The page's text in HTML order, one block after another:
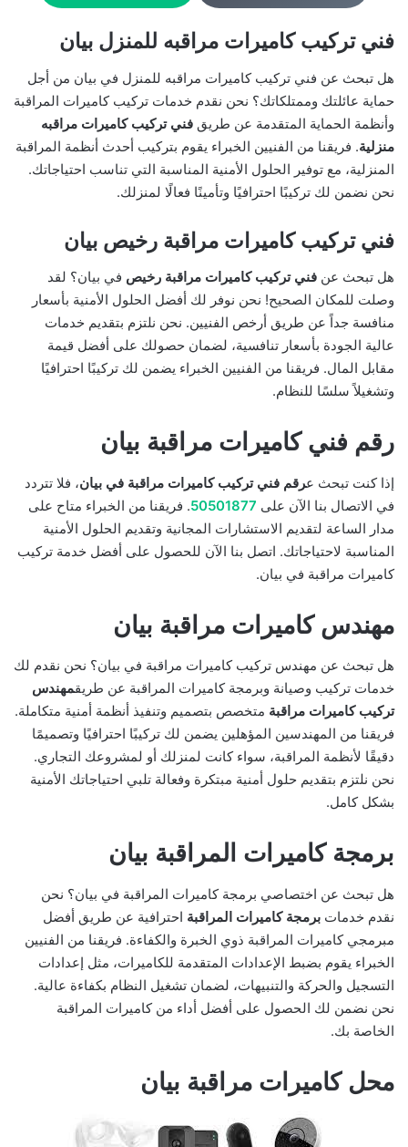
فني تركيب كاميرات مراقبه للمنزل بيان
هل تبحث عن فني تركيب كاميرات مراقبه للمنزل في بيان من أجل
حماية عائلتك وممتلكاتك؟ نحن نقدم خدمات تركيب كاميرات المراقبة
وأنظمة الحماية المتقدمة عن طريق فني تركيب كاميرات مراقبه
منزلية. فريقنا من الفنيين الخبراء يقوم بتركيب أحدث أنظمة المراقبة
المنزلية، مع توفير الحلول الأمنية المناسبة التي تناسب احتياجاتك.
نحن نضمن لك تركيبًا احترافيًا وتأمينًا فعالًا لمنزلك.
فني تركيب كاميرات مراقبة رخيص بيان
هل تبحث عن فني تركيب كاميرات مراقبة رخيص في بيان؟ لقد
وصلت للمكان الصحيح! نحن نوفر لك أفضل الحلول الأمنية بأسعار
منافسة جداً عن طريق أرخص الفنيين. نحن نلتزم بتقديم خدمات
عالية الجودة بأسعار تنافسية، لضمان حصولك على أفضل قيمة
مقابل المال. فريقنا من الفنيين الخبراء يضمن لك تركيبًا احترافيًا
وتشغيلاً سلسًا للنظام.
رقم فني كاميرات مراقبة بيان
إذا كنت تبحث عرقم فني تركيب كاميرات مراقبة في بيان، فلا تتردد
في الاتصال بنا الآن على 50501877. فريقنا من الخبراء متاح على
مدار الساعة لتقديم الاستشارات المجانية وتقديم الحلول الأمنية
المناسبة لاحتياجاتك. اتصل بنا الآن للحصول على أفضل خدمة تركيب
كاميرات مراقبة في بيان.
مهندس كاميرات مراقبة بيان
هل تبحث عن مهندس تركيب كاميرات مراقبة في بيان؟ نحن نقدم لك
خدمات تركيب وصيانة وبرمجة كاميرات المراقبة عن طريقمهندس
تركيب كاميرات مراقبة متخصص بتصميم وتنفيذ أنظمة أمنية متكاملة.
فريقنا من المهندسين المؤهلين يضمن لك تركيبًا احترافيًا وتصميمًا
دقيقًا لأنظمة المراقبة، سواء كانت لمنزلك أو لمشروعك التجاري.
نحن نلتزم بتقديم حلول أمنية مبتكرة وفعالة تلبي احتياجاتك الأمنية
بشكل كامل.
برمجة كاميرات المراقبة بيان
هل تبحث عن اختصاصي برمجة كاميرات المراقبة في بيان؟ نحن
نقدم خدمات برمجة كاميرات المراقبة احترافية عن طريق أفضل
مبرمجي كاميرات المراقبة ذوي الخبرة والكفاءة. فريقنا من الفنيين
الخبراء يقوم بضبط الإعدادات المتقدمة للكاميرات، مثل إعدادات
التسجيل والحركة والتنبيهات، لضمان تشغيل النظام بكفاءة عالية.
نحن نضمن لك الحصول على أفضل أداء من كاميرات المراقبة
الخاصة بك.
محل كاميرات مراقبة بيان